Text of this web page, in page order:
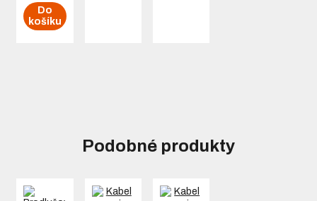
kabelová
13 pól
Do
košíku
Podobné produkty